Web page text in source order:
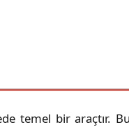
temel bir araçtır.